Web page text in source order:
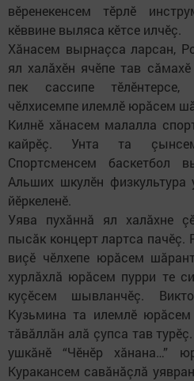
вӗренекенсем тӗрлӗ
кӗввине выляса кӗтсе илчӗç.
Хăнасем вырнаçса ларсан,
ял халăхӗн ячӗпе тав
пек сассипе
чӗлхисемпе илемлӗ юрăсем
Килнӗ хăнасем малалла
кайрӗç. Унта та
Спортсменсем баскетбол
Альших шкулӗн физкультура
йӗркеленӗ.
Уява пухăннă ял халăхне
пысăк концерт лартса пачӗç.
виçӗ чӗлхепе юрăсем
хурлăхлă юрăсем пурри те
куçӗсем шывланчӗç.
Кузьмина та илемлӗ
тăвăллăн алă çупса тав
ушкăнӗ “Чӗнӗр хăнана…”
Куракансем савăнăçлă